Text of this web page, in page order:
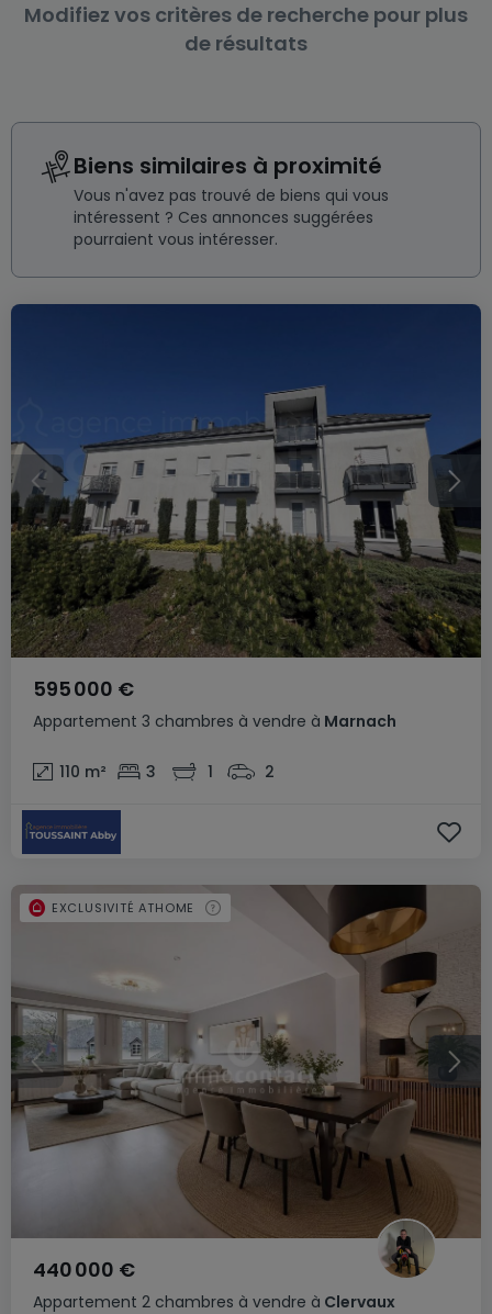
Modifiez vos critères de recherche pour plus
de résultats
Biens similaires à proximité
Vous n'avez pas trouvé de biens qui vous
intéressent ? Ces annonces suggérées
pourraient vous intéresser.
Appartement 3 chambres à vendre à Marnach
595 000 €
110 m² 3 1 2
Appartement 2 chambres à vendre à Clervaux
440 000 €
EXCLUSIVITÉ ATHOME